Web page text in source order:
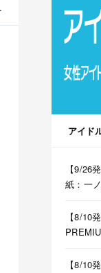
アイド
【9/26
紙：一
【8/10
【8/10